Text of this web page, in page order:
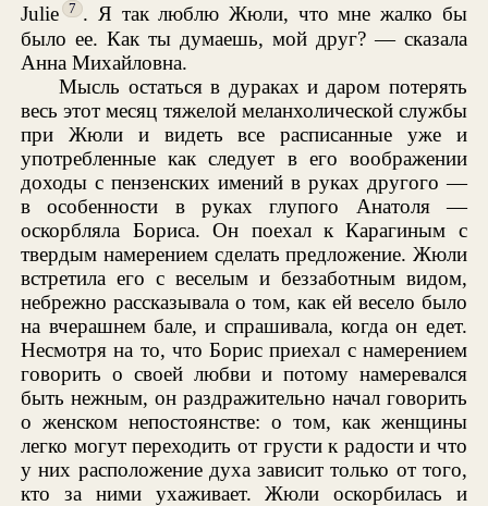
Julie
7 . Я так люблю Жюли, что мне жалко бы
было ее. Как ты думаешь, мой друг? — сказала
Анна Михайловна.
Мысль остаться в дураках и даром потерять
весь этот месяц тяжелой меланхолической службы
при Жюли и видеть все расписанные уже и
употребленные как следует в его воображении
доходы с пензенских имений в руках другого —
в особенности в руках глупого Анатоля —
оскорбляла Бориса. Он поехал к Карагиным с
твердым намерением сделать предложение. Жюли
встретила его с веселым и беззаботным видом,
небрежно рассказывала о том, как ей весело было
на вчерашнем бале, и спрашивала, когда он едет.
Несмотря на то, что Борис приехал с намерением
говорить о своей любви и потому намеревался
быть нежным, он раздражительно начал говорить
о женском непостоянстве: о том, как женщины
легко могут переходить от грусти к радости и что
у них расположение духа зависит только от того,
кто за ними ухаживает. Жюли оскорбилась и